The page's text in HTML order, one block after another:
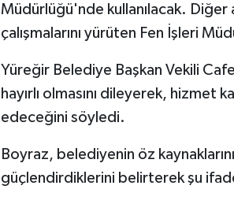
Müdürlüğü'nde kullanılacak. Diğer
çalışmalarını yürüten Fen İşleri
Yüreğir Belediye Başkan Vekili
hayırlı olmasını dileyerek, hizmet
edeceğini söyledi.
Boyraz, belediyenin öz
güçlendirdiklerini belirterek şu